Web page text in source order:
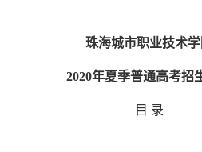
珠海城市职业技术
2020年夏季普通高考招
目 录